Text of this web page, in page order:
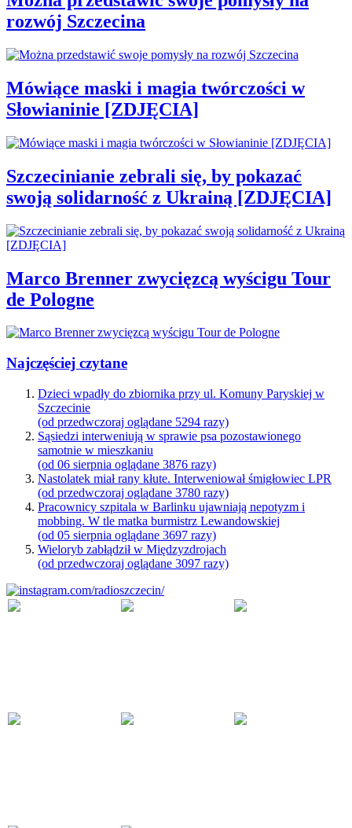
rozwój Szczecina
Mówiące maski i magia twórczości w
Słowianinie [ZDJĘCIA]
Szczecinianie zebrali się, by pokazać
swoją solidarność z Ukrainą [ZDJĘCIA]
Marco Brenner zwycięzcą wyścigu Tour
de Pologne
Najczęściej czytane
Dzieci wpadły do zbiornika przy ul. Komuny Paryskiej w
Szczecinie
(od przedwczoraj oglądane 5294 razy)
Sąsiedzi interweniują w sprawie psa pozostawionego
samotnie w mieszkaniu
(od 06 sierpnia oglądane 3876 razy)
Nastolatek miał rany kłute. Interweniował śmigłowiec LPR
(od przedwczoraj oglądane 3780 razy)
Pracownicy szpitala w Barlinku ujawniają nepotyzm i
mobbing. W tle matka burmistrz Lewandowskiej
(od 05 sierpnia oglądane 3697 razy)
Wieloryb zabłądził w Międzyzdrojach
(od przedwczoraj oglądane 3097 razy)